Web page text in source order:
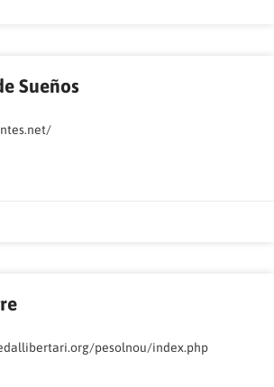
Sueños
pesolnou/index.php